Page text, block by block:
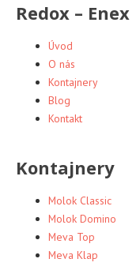
Redox – Enex
Úvod
O nás
Kontajnery
Blog
Kontakt
Kontajnery
Molok Classic
Molok Domino
Meva Top
Meva Klap